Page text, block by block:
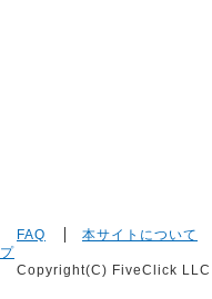
FAQ 本サイトについて
プ
Copyright(C) FiveClick